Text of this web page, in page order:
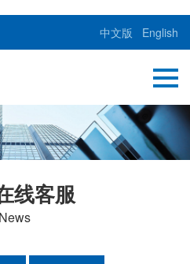
中文版 English
线客服
News